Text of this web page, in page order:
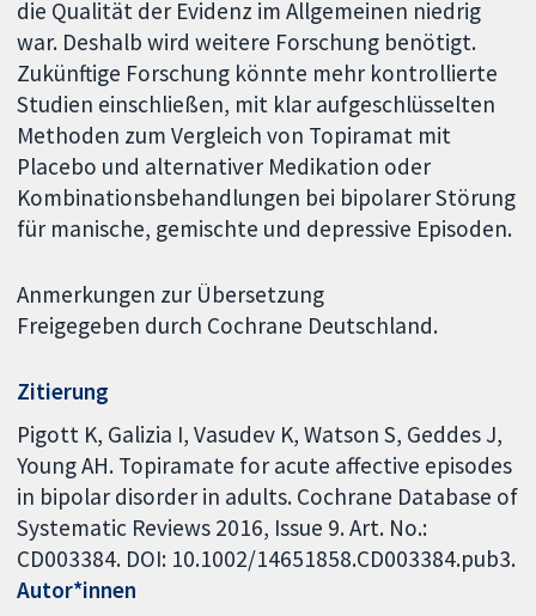
die Qualität der Evidenz im Allgemeinen niedrig
war. Deshalb wird weitere Forschung benötigt.
Zukünftige Forschung könnte mehr kontrollierte
Studien einschließen, mit klar aufgeschlüsselten
Methoden zum Vergleich von Topiramat mit
Placebo und alternativer Medikation oder
Kombinationsbehandlungen bei bipolarer Störung
für manische, gemischte und depressive Episoden.
Anmerkungen zur Übersetzung
Freigegeben durch Cochrane Deutschland.
Zitierung
Pigott K, Galizia I, Vasudev K, Watson S, Geddes J,
Young AH. Topiramate for acute affective episodes
in bipolar disorder in adults. Cochrane Database of
Systematic Reviews 2016, Issue 9. Art. No.:
CD003384. DOI: 10.1002/14651858.CD003384.pub3.
Autor*innen